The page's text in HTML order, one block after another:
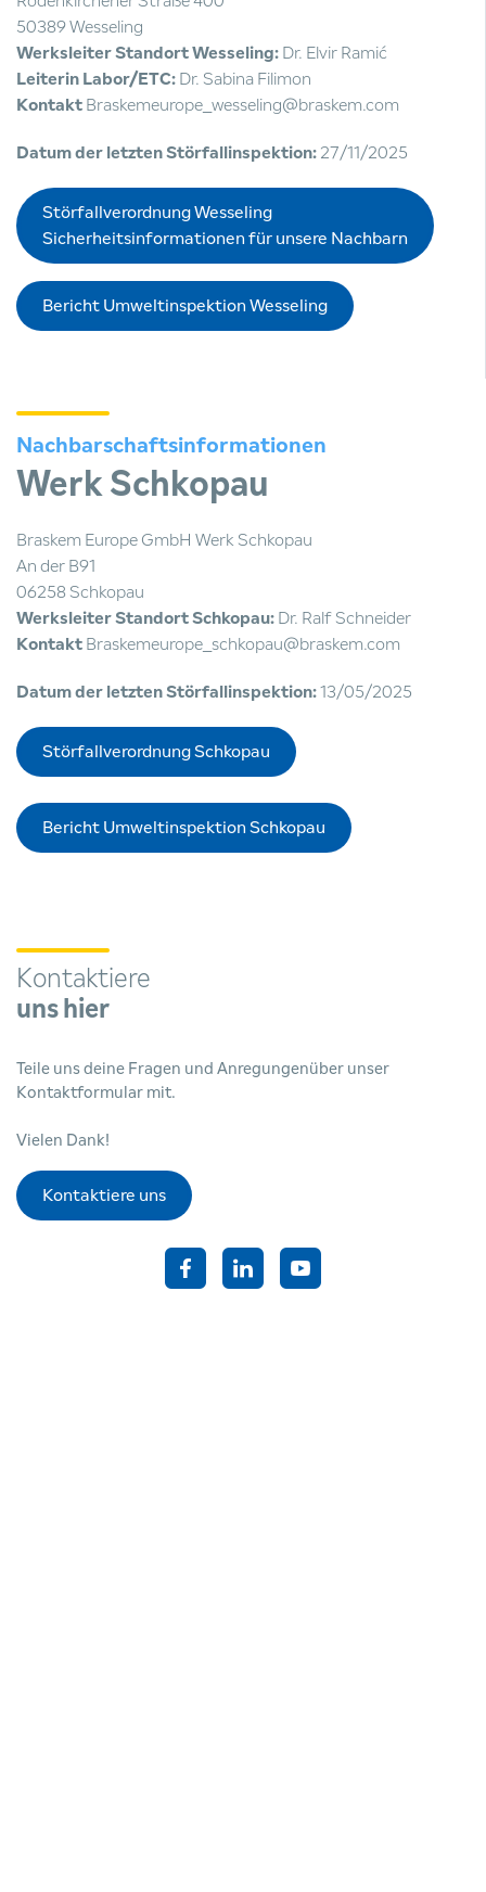
50389 Wesseling
Werksleiter Standort Wesseling: Dr. Elvir Ramić
Leiterin Labor/ETC: Dr. Sabina Filimon
Kontakt Braskemeurope_wesseling@braskem.com
Datum der letzten Störfallinspektion: 27/11/2025
Störfallverordnung Wesseling
Sicherheitsinformationen für unsere Nachbarn
Bericht Umweltinspektion Wesseling
Nachbarschaftsinformationen
Werk Schkopau
Braskem Europe GmbH Werk Schkopau
An der B91
06258 Schkopau
Werksleiter Standort Schkopau: Dr. Ralf Schneider
Kontakt Braskemeurope_schkopau@braskem.com
Datum der letzten Störfallinspektion:13/05/2025
Störfallverordnung Schkopau
Bericht Umweltinspektion Schkopau
Kontaktiere
uns hier
Teile uns deine Fragen und Anregungenüber unser
Kontaktformular mit.
Vielen Dank!
Kontaktiere uns
facebooklinkedinyoutube